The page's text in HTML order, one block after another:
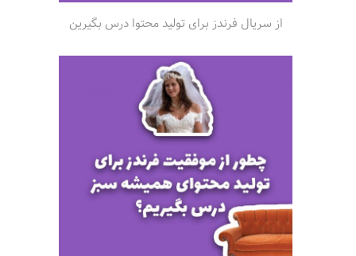
از سریال فرندز برای تولید محتوا درس بگیرین